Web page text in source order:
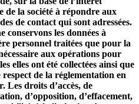
de la société à répondre aux
de contact qui sont adressées.
conservons les données à
personnel traitées que pour la
aux opérations pour
elles ont été collectées ainsi que
respect de la réglementation en
Les droits d’accès, de
d’opposition, d’effacement,